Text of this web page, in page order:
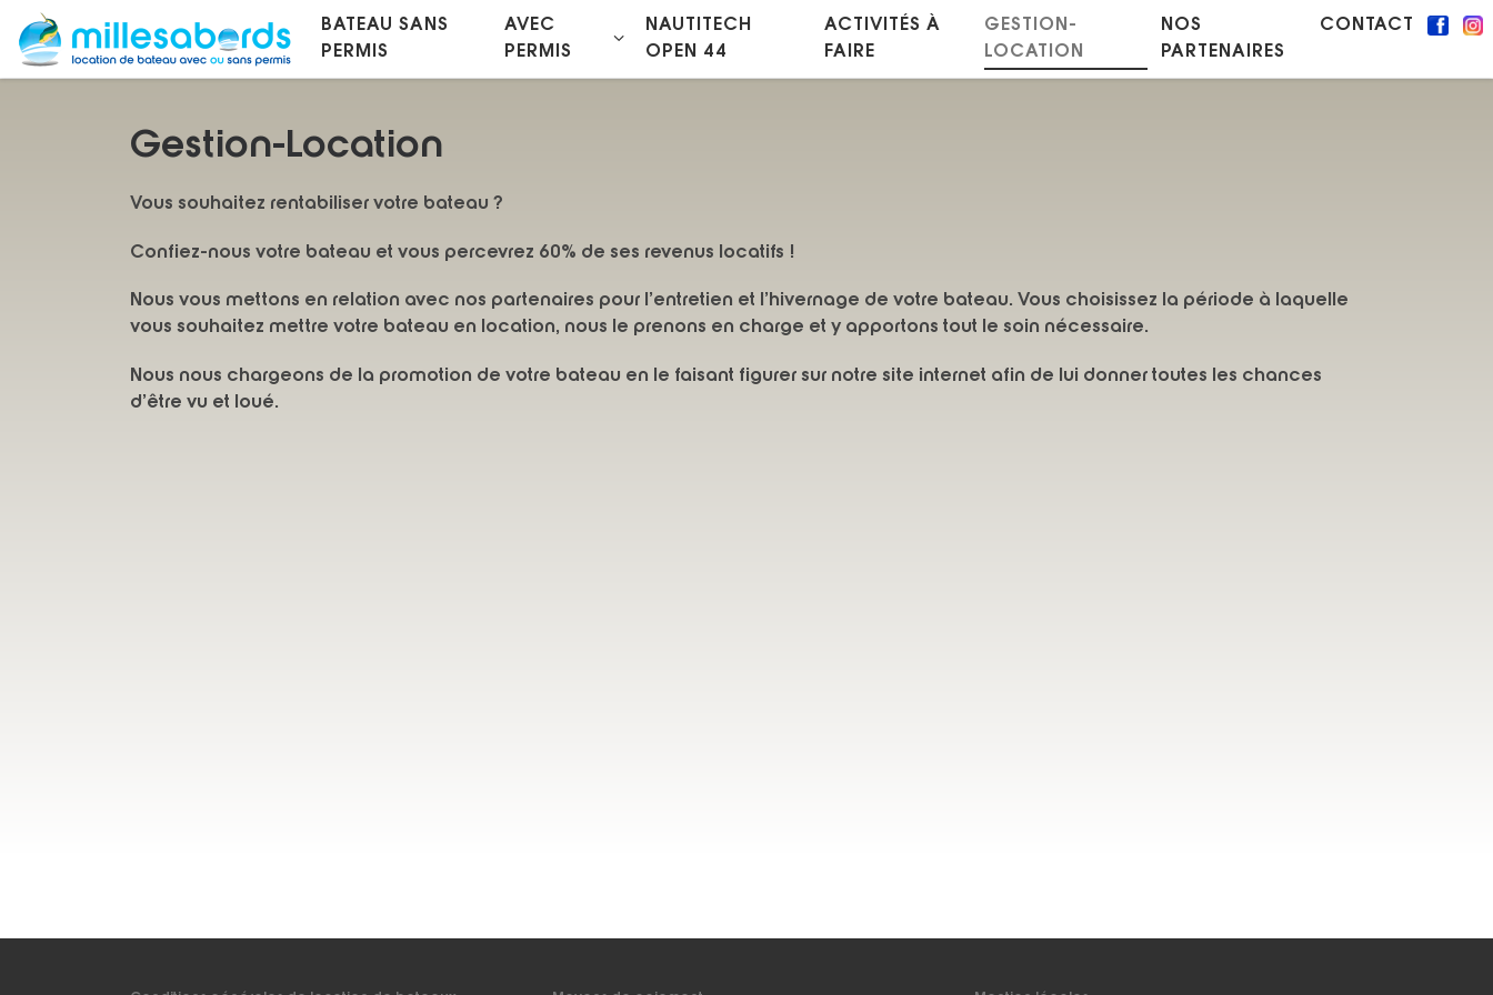
Skip to content
BATEAU SANS
PERMIS
AVEC
PERMIS
NAUTITECH
OPEN 44
ACTIVITÉS À
FAIRE
GESTION-
LOCATION
NOS
PARTENAIRES
CONTACT
Gestion-Location
Vous souhaitez rentabiliser votre bateau ?
Confiez-nous votre bateau et vous percevrez 60% de ses revenus locatifs !
Nous vous mettons en relation avec nos partenaires pour l’entretien et l’hivernage de votre bateau. Vous choisissez la période à laquelle
vous souhaitez mettre votre bateau en location, nous le prenons en charge et y apportons tout le soin nécessaire.
Nous nous chargeons de la promotion de votre bateau en le faisant figurer sur notre site internet afin de lui donner toutes les chances
d’être vu et loué.